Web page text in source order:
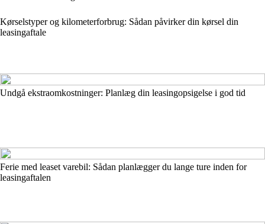
Kørselstyper og kilometerforbrug: Sådan påvirker din kørsel din
leasingaftale
Undgå ekstraomkostninger: Planlæg din leasingopsigelse i god tid
Ferie med leaset varebil: Sådan planlægger du lange ture inden for
leasingaftalen